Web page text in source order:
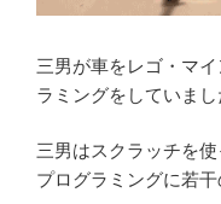
三男が車をレゴ・マ
ラミングをしていまし
三男はスクラッチを
プログラミングに若干